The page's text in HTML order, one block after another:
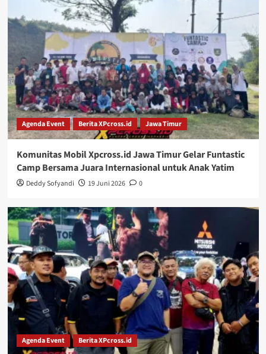
Agenda Event Berita XPcross.id Jawa Timur
Komunitas Mobil Xpcross.id Jawa Timur Gelar Funtastic
Camp Bersama Juara Internasional untuk Anak Yatim
Deddy Sofyandi 19 Juni 2026 0
Agenda Event Berita XPcross.id